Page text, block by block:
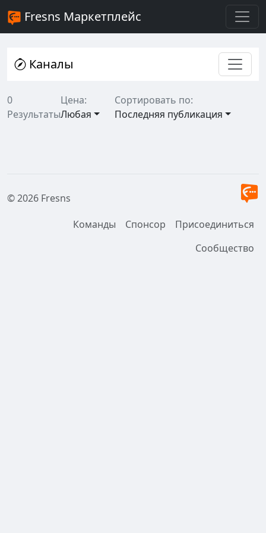
Fresns Маркетплейс
Каналы
0
Результаты
Цена:
Любая
Сортировать по:
Последняя публикация
© 2026 Fresns
Команды
Спонсор
Присоединиться
Сообщество